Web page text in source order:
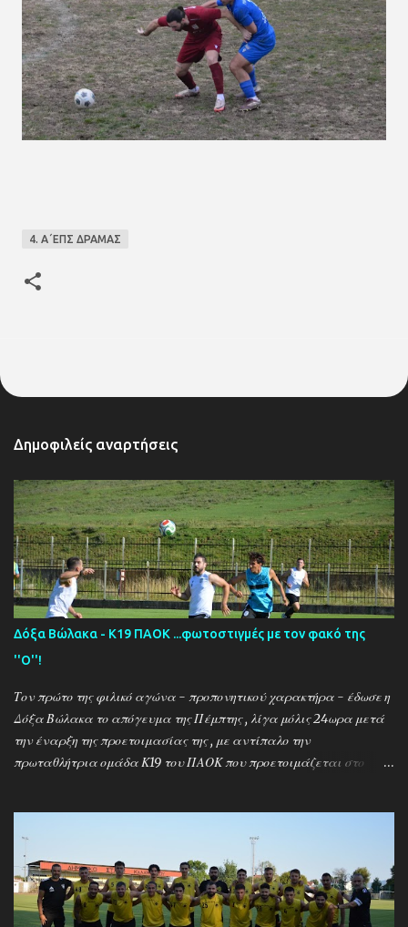
4. Α΄ΕΠΣ ΔΡΑΜΑΣ
Δημοφιλείς αναρτήσεις
Δόξα Βώλακα - Κ19 ΠΑΟΚ ...φωτοστιγμές με τον φακό της
''Ο''!
Τον πρώτο της φιλικό αγώνα - προπονητικού χαρακτήρα - έδωσε η
Δόξα Βώλακα το απόγευμα της Πέμπτης , λίγα μόλις 24ωρα μετά
την έναρξη της προετοιμασίας της , με αντίπαλο την
πρωταθλήτρια ομάδα Κ19 του ΠΑΟΚ που προετοιμάζεται στο
της Νάπολι Ομάρ Ελ Καντουρί! Η αποστολή της Κ19 του ΠΑΟΚ ,
αφού ολοκλήρωσε το πρώτο μέρος των προπονήσεων στη Σουρωτή,
μετακόμισε στη Δράμα όπου θα παραμείνει έως τις 4 Αυγούστου.